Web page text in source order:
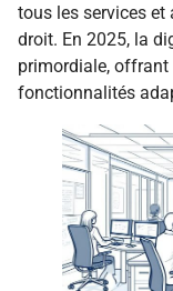
tous les services
droit. En 2025, la
primordiale, offrant
fonctionnalités